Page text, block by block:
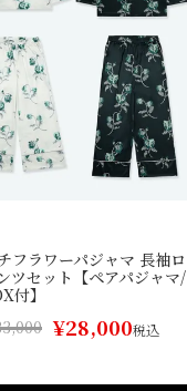
フラワーパジャマ 長袖ロ
ツセット【ペアパジャマ/
付】
¥28,000税込